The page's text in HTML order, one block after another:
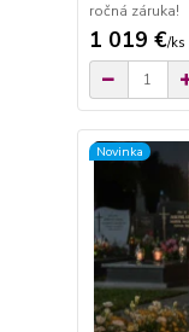
ročná záruka!
1 019 €/ks
Novinka